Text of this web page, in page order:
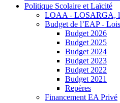
Politique Scolaire et Laïcité
LOAA - LOSARGA,
Budget de l’EAP -
Budget 2026
Budget 2025
Budget 2024
Budget 2023
Budget 2022
Budget 2021
Repères
Financement EA Privé